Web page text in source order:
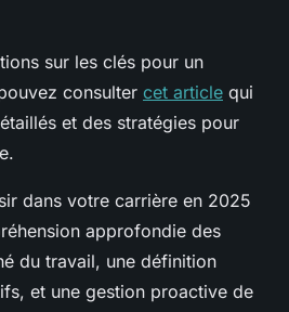
sur les clés pour un
consulter cet article qui
et des stratégies pour
dans votre carrière en 2025
approfondie des
du travail, une définition
et une gestion proactive de